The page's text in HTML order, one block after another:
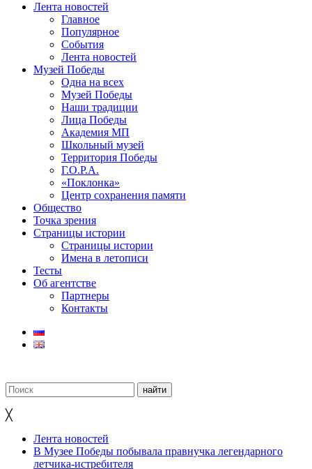
Лента новостей
Главное
Популярное
События
Лента новостей
Музей Победы
Одна на всех
Музей Победы
Наши традиции
Лица Победы
Академия МП
Школьный музей
Территория Победы
Г.О.Р.А.
«Поклонка»
Центр сохранения памяти
Общество
Точка зрения
Страницы истории
Страницы истории
Имена в летописи
Тесты
Об агентстве
Партнеры
Контакты
╳
Лента новостей
В Музее Победы побывала правнучка легендарного
летчика-истребителя